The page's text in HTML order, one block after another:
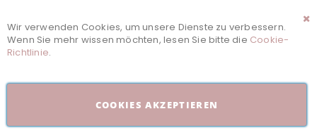
Wir verwenden Cookies, um unsere Dienste zu verbessern.
Wenn Sie mehr wissen möchten, lesen Sie bitte die Cookie-
Richtlinie.
COOKIES AKZEPTIEREN